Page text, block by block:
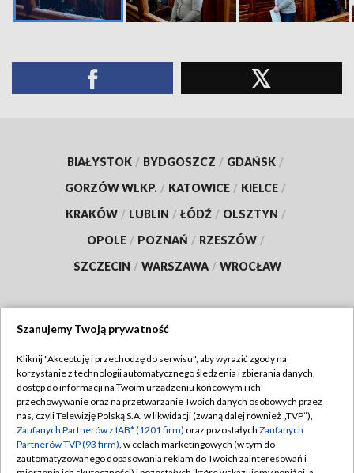
BIAŁYSTOK / BYDGOSZCZ / GDAŃSK /
GORZÓW WLKP. / KATOWICE / KIELCE /
KRAKÓW / LUBLIN / ŁÓDŹ / OLSZTYN /
OPOLE / POZNAŃ / RZESZÓW /
SZCZECIN / WARSZAWA / WROCŁAW
TVP
Abonament TVP
Emisja w TVP
Centrum informacji TVP
Regulamin TVP
Polityka prywatności
Moje zgody
Szanujemy Twoją prywatność
Kliknij "Akceptuję i przechodzę do serwisu", aby wyrazić zgody na
korzystanie z technologii automatycznego śledzenia i zbierania danych,
dostęp do informacji na Twoim urządzeniu końcowym i ich
przechowywanie oraz na przetwarzanie Twoich danych osobowych przez
nas, czyli Telewizję Polską S.A. w likwidacji (zwaną dalej również „TVP”),
Zaufanych Partnerów z IAB* (1201 firm) oraz pozostałych Zaufanych
Partnerów TVP (93 firm), w celach marketingowych (w tym do
zautomatyzowanego dopasowania reklam do Twoich zainteresowań i